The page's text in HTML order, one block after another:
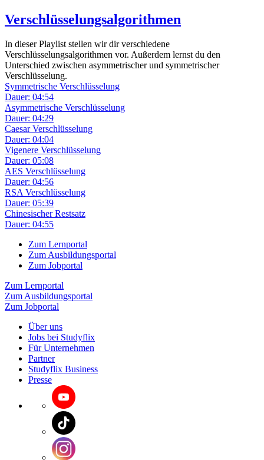
Verschlüsselungsalgorithmen
In dieser Playlist stellen wir dir verschiedene
Verschlüsselungsalgorithmen vor. Außerdem lernst du den
Unterschied zwischen asymmetrischer und symmetrischer
Verschlüsselung.
Symmetrische Verschlüsselung
Dauer: 04:54
Asymmetrische Verschlüsselung
Dauer: 04:29
Caesar Verschlüsselung
Dauer: 04:04
Vigenere Verschlüsselung
Dauer: 05:08
AES Verschlüsselung
Dauer: 04:56
RSA Verschlüsselung
Dauer: 05:39
Chinesischer Restsatz
Dauer: 04:55
Zum Lernportal
Zum Ausbildungsportal
Zum Jobportal
Zum Lernportal
Zum Ausbildungsportal
Zum Jobportal
Über uns
Jobs bei Studyflix
Für Unternehmen
Partner
Studyflix Business
Presse